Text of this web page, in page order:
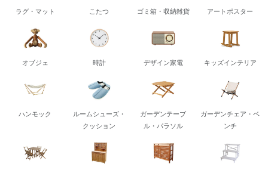
ラグ・マット こたつ ゴミ箱・収納雑貨 アートポスター
オブジェ 時計 デザイン家電 キッズインテリア
ハンモック
ルームシューズ・
クッション
ガーデンテーブ
ル・パラソル
ガーデンチェア・ベ
ンチ